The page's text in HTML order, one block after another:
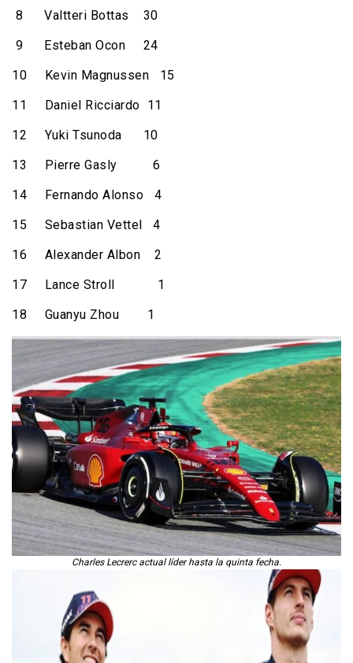
8 Valtteri Bottas 30
9 Esteban Ocon 24
10 Kevin Magnussen 15
11 Daniel Ricciardo 11
12 Yuki Tsunoda 10
13 Pierre Gasly 6
14 Fernando Alonso 4
15 Sebastian Vettel 4
16 Alexander Albon 2
17 Lance Stroll 1
18 Guanyu Zhou 1
Charles Lecrerc actual líder hasta la quinta fecha.